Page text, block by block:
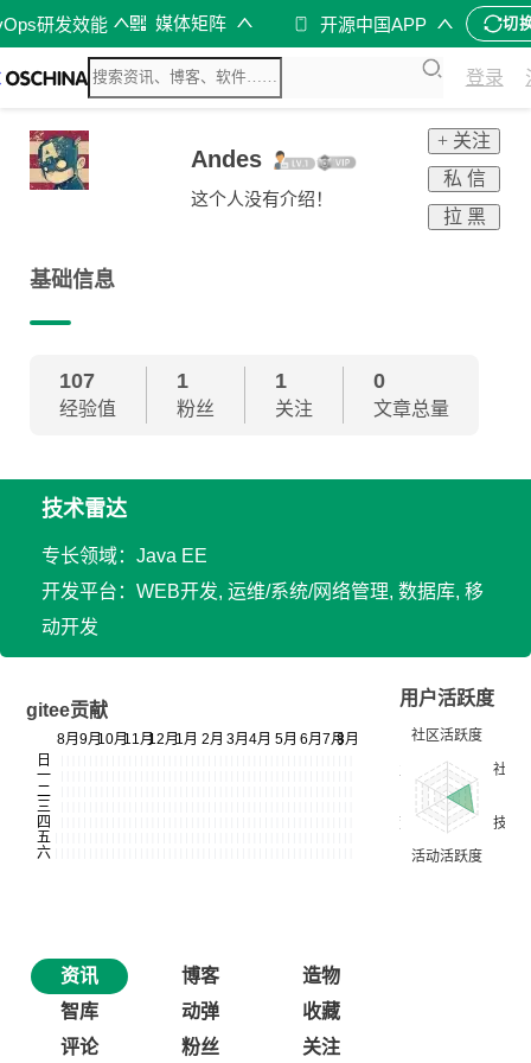
研发效能 媒体矩阵 开源中国APP 切
登录
Andes
这个人没有介绍！
+ 关注
私 信
拉 黑
基础信息
107
经验值
1
粉丝
1
关注
0
文章总量
技术雷达
专长领域：Java EE
开发平台：WEB开发, 运维/系统/网络管理, 数据库, 移
动开发
gitee贡献
用户活跃度
资讯 博客
造物
智库
动弹
收藏
评论
粉丝 关注